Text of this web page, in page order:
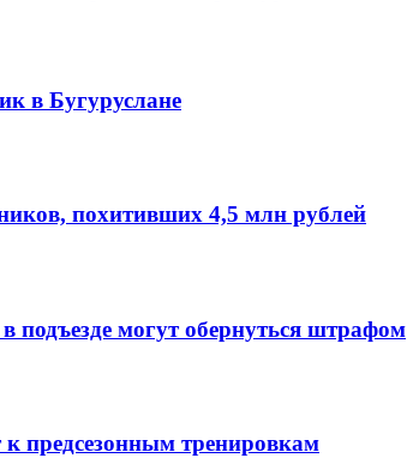
в Бугуруслане
похитивших 4,5 млн рублей
могут обернуться штрафом
предсезонным тренировкам